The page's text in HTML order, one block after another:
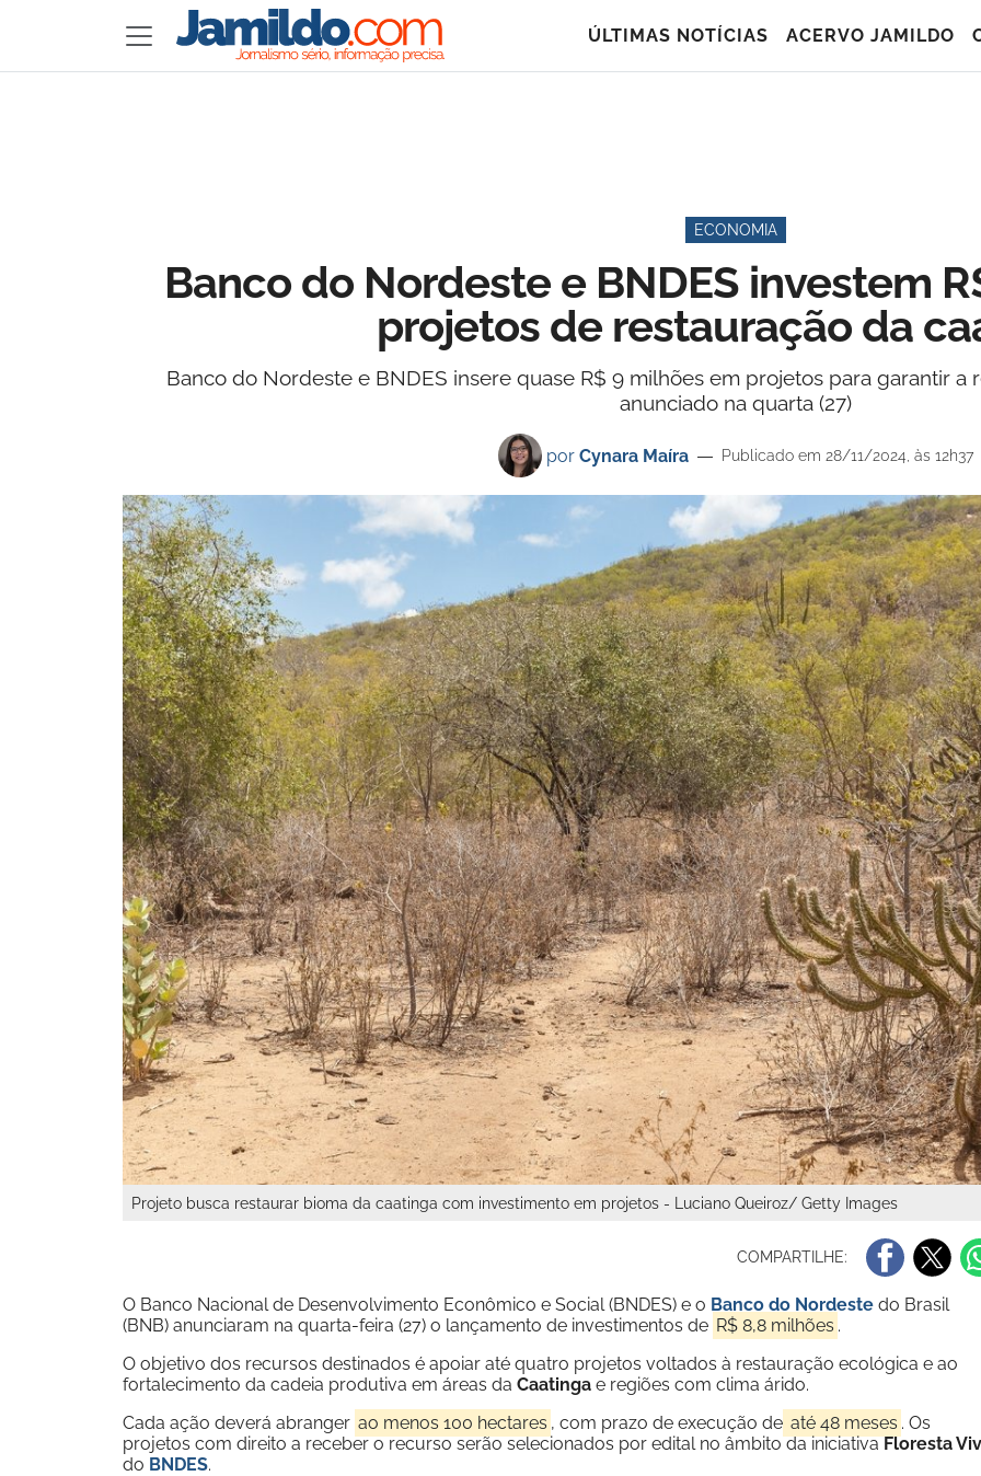
ÚLTIMAS NOTÍCIAS ACERVO JAMILDO
ECONOMIA
Banco do Nordeste e BNDES investem
projetos de restauração da
Banco do Nordeste e BNDES insere quase R$ 9 milhões em projetos para garantir a
anunciado na quarta (27)
por Cynara Maíra Publicado em 28/11/2024, às 12h37
Projeto busca restaurar bioma da caatinga com investimento em projetos - Luciano Queiroz/ Getty Images
COMPARTILHE:
O Banco Nacional de Desenvolvimento Econômico e Social (BNDES) e o Banco do Nordeste do Brasil
(BNB) anunciaram na quarta-feira (27) o lançamento de investimentos de R$ 8,8 milhões .
O objetivo dos recursos destinados é apoiar até quatro projetos voltados à restauração ecológica e ao
fortalecimento da cadeia produtiva em áreas da Caatinga e regiões com clima árido.
Cada ação deverá abranger ao menos 100 hectares , com prazo de execução de até 48 meses . Os
projetos com direito a receber o recurso serão selecionados por edital no âmbito da iniciativaFloresta
do BNDES.